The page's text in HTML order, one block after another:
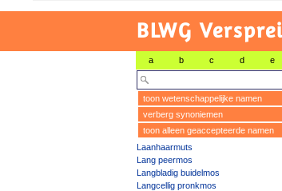
BLWG
a b c d e
toon wetenschappelijke namen
verberg synoniemen
toon alleen geaccepteerde namen
Laanhaarmuts
Lang peermos
Langbladig buidelmos
Langcellig pronkmos